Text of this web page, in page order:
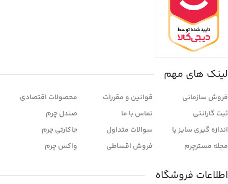
لینک های مهم
فروش سازمانی
ثبت گارانتی
اندازه گیری سایز پا
مجله مسترچرم
قوانین و مقررات
تماس با ما
سوالات متداول
فروش اقساطی
محصولات اقتصادی
صندل چرم
جاکارتی چرم
واکس چرم
اطلاعات فروشگاه